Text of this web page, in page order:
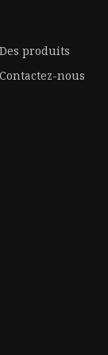
Des produits
Contactez-nous